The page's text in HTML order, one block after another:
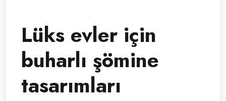
Lüks evler için
buharlı şömine
tasarımları